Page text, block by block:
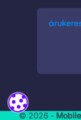
© 2026 -